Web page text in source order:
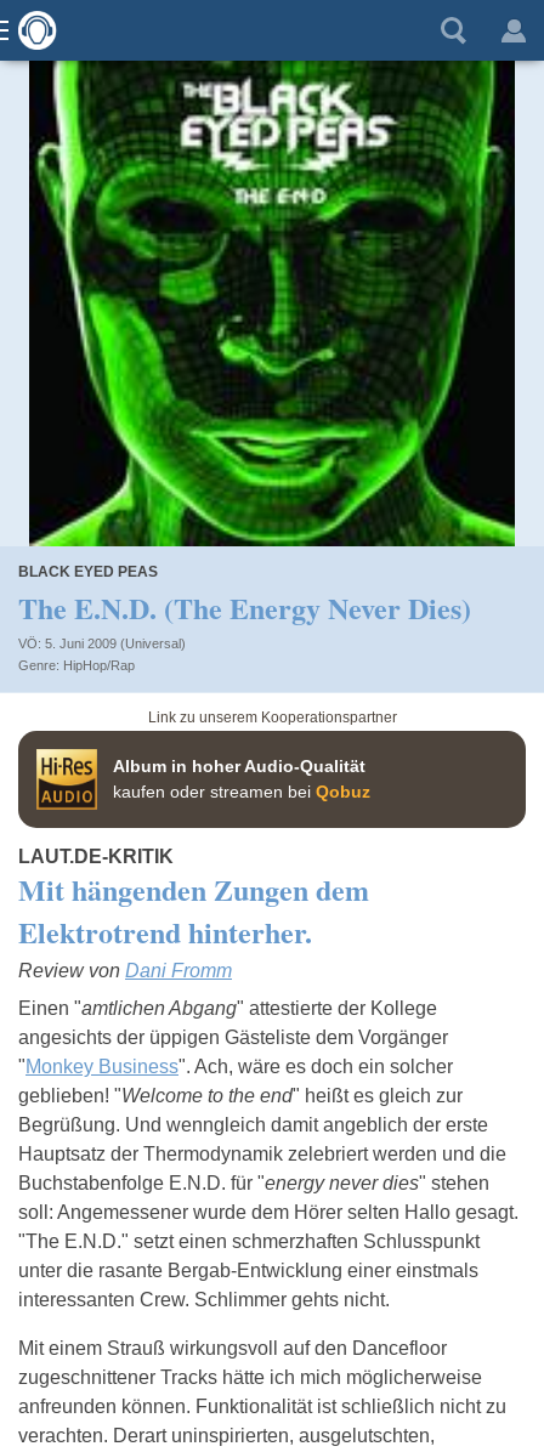
BLACK EYED PEAS
The E.N.D. (The Energy Never Dies)
VÖ: 5. Juni 2009 (Universal)
HipHop/Rap
Link zu unserem Kooperationspartner
Album in hoher Audio-Qualität
kaufen oder streamen bei Qobuz
LAUT.DE-KRITIK
Mit hängenden Zungen dem
Elektrotrend hinterher.
Review von Dani Fromm
Einen "amtlichen Abgang" attestierte der Kollege
angesichts der üppigen Gästeliste dem Vorgänger
"Monkey Business". Ach, wäre es doch ein solcher
geblieben! "Welcome to the end" heißt es gleich zur
Begrüßung. Und wenngleich damit angeblich der erste
Hauptsatz der Thermodynamik zelebriert werden und die
Buchstabenfolge E.N.D. für "energy never dies" stehen
soll: Angemessener wurde dem Hörer selten Hallo gesagt.
"The E.N.D." setzt einen schmerzhaften Schlusspunkt
unter die rasante Bergab-Entwicklung einer einstmals
interessanten Crew. Schlimmer gehts nicht.
Mit einem Strauß wirkungsvoll auf den Dancefloor
zugeschnittener Tracks hätte ich mich möglicherweise
anfreunden können. Funktionalität ist schließlich nicht zu
verachten. Derart uninspirierten, ausgelutschten,